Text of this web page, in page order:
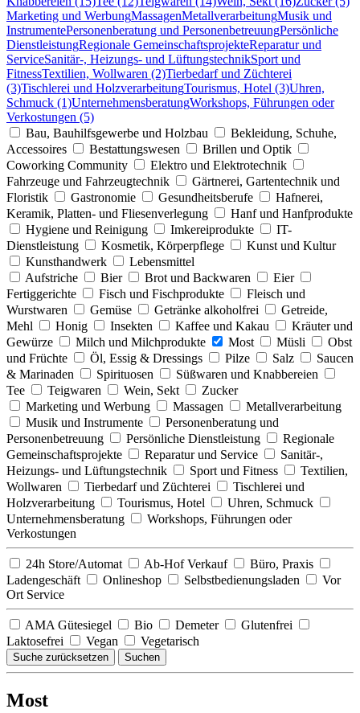
Marketing und WerbungMassagenMetallverarbeitungMusik und
InstrumentePersonenberatung und PersonenbetreuungPersönliche
DienstleistungRegionale GemeinschaftsprojekteReparatur und
ServiceSanitär-, Heizungs- und LüftungstechnikSport und
FitnessTextilien, Wollwaren (2)Tierbedarf und Züchterei
(3)Tischlerei und HolzverarbeitungTourismus, Hotel (3)Uhren,
Schmuck (1)UnternehmensberatungWorkshops, Führungen oder
Verkostungen (5)
Bau, Bauhilfsgewerbe und Holzbau
Bekleidung, Schuhe,
Accessoires
Bestattungswesen
Brillen und Optik
Coworking Community
Elektro und Elektrotechnik
Fahrzeuge und Fahrzeugtechnik
Gärtnerei, Gartentechnik und
Floristik
Gastronomie Gesundheitsberufe
Hafnerei,
Keramik, Platten- und Fliesenverlegung
Hanf und Hanfprodukte
Hygiene und Reinigung
Imkereiprodukte
IT-
Dienstleistung
Kosmetik, Körperpflege
Kunst und Kultur
Kunsthandwerk
Lebensmittel
Aufstriche
Bier Brot und Backwaren
Eier
Fertiggerichte
Fisch und Fischprodukte
Fleisch und
Wurstwaren
Gemüse Getränke alkoholfrei
Getreide,
Mehl
Honig Insekten Kaffee und Kakau
Kräuter und
Gewürze
Milch und Milchprodukte Most Müsli
Obst
und Früchte
Öl, Essig & Dressings Pilze Salz
Saucen
& Marinaden
Spirituosen
Süßwaren und Knabbereien
Tee
Teigwaren Wein, Sekt
Zucker
Marketing und Werbung
Massagen
Metallverarbeitung
Musik und Instrumente
Personenberatung und
Personenbetreuung
Persönliche Dienstleistung
Regionale
Gemeinschaftsprojekte
Reparatur und Service
Sanitär-,
Heizungs- und Lüftungstechnik
Sport und Fitness
Textilien,
Wollwaren
Tierbedarf und Züchterei
Tischlerei und
Holzverarbeitung
Tourismus, Hotel
Uhren, Schmuck
Unternehmensberatung
Workshops, Führungen oder
Verkostungen
24h Store/Automat Ab-Hof Verkauf
Büro, Praxis
Ladengeschäft
Onlineshop Selbstbedienungsladen
Vor
Ort Service
AMA Gütesiegel Bio Demeter
Glutenfrei
Laktosefrei
Vegan Vegetarisch
Suche zurücksetzen Suchen
Most